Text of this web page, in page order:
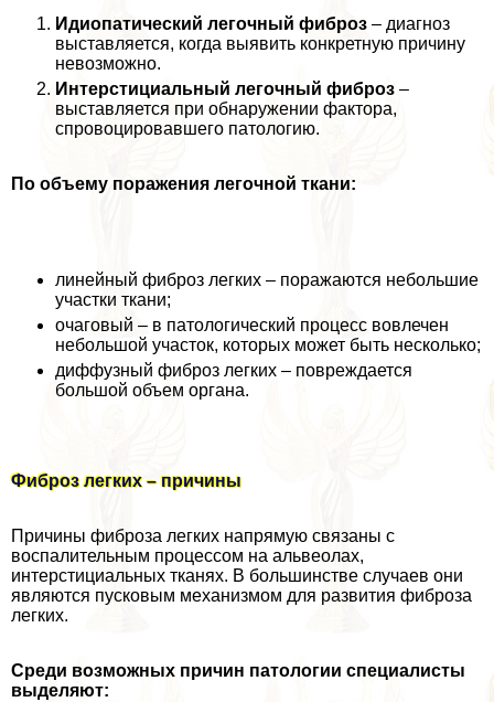
Идиопатический легочный фиброз – диагноз
выставляется, когда выявить конкретную причину
невозможно.
Интерстициальный легочный фиброз –
выставляется при обнаружении фактора,
спровоцировавшего патологию.
По объему поражения легочной ткани:
линейный фиброз легких – поражаются небольшие
участки ткани;
очаговый – в патологический процесс вовлечен
небольшой участок, которых может быть несколько;
диффузный фиброз легких – повреждается
большой объем органа.
Фиброз легких – причины
Причины фиброза легких напрямую связаны с
воспалительным процессом на альвеолах,
интерстициальных тканях. В большинстве случаев они
являются пусковым механизмом для развития фиброза
легких.
Среди возможных причин патологии специалисты
выделяют: